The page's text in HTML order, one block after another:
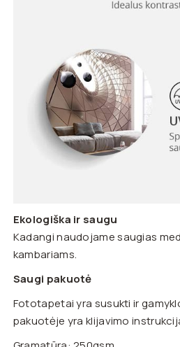
Ekologiška ir saugu
Kadangi naudojame saugias
kambariams.
Saugi pakuotė
Fototapetai yra susukti ir
pakuotėje yra klijavimo